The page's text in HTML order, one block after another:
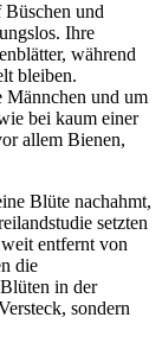
und
Ihre
während
bleiben.
Männchen und um
bei kaum einer
allem Bienen,
Blüte nachahmt,
setzten
entfernt von
die
in der
sondern